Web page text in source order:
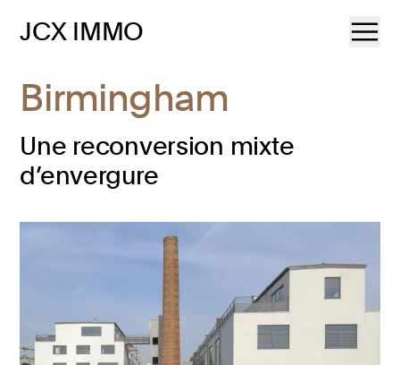
JCX IMMO
Birmingham
Une reconversion mixte
d’envergure